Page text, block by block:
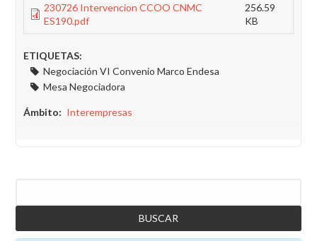
230726 Intervencion CCOO CNMC
ES190.pdf
256.59
KB
ETIQUETAS:
Negociación VI Convenio Marco Endesa
Mesa Negociadora
Ámbito Interempresas